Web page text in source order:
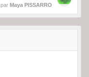
par Maya PISSARRO